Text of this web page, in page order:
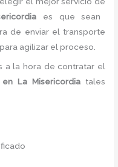
es
que sean
de enviar el transporte
agilizar el proceso.
a la hora de contratar el
en La Misericordia tales